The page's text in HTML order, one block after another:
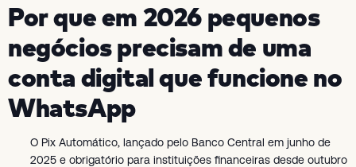
Por que em 2026 pequenos
negócios precisam de uma
conta digital que funcione no
WhatsApp
O Pix Automático, lançado pelo Banco Central em junho de
2025 e obrigatório para instituições financeiras desde outubro